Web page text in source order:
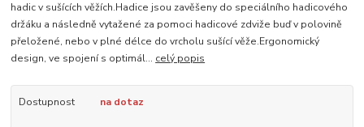
hadic v sušících věžích.Hadice jsou zavěšeny do speciálního hadicového
držáku a následně vytažené za pomoci hadicové zdviže buď v polovině
přeložené, nebo v plné délce do vrcholu sušící věže.Ergonomický
design, ve spojení s optimál... celý popis
Dostupnost na dotaz